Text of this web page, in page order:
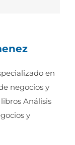
en
negocios y
Análisis
y